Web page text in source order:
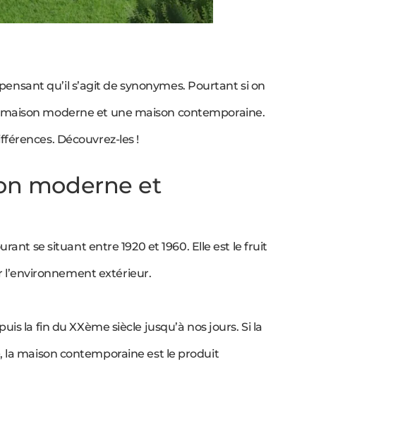
qu’il s’agit de synonymes. Pourtant si on
moderne et une maison contemporaine.
Découvrez-les !
moderne et
se situant entre 1920 et 1960. Elle est le fruit
l’environnement extérieur.
la fin du XXème siècle jusqu’à nos jours. Si la
maison contemporaine est le produit